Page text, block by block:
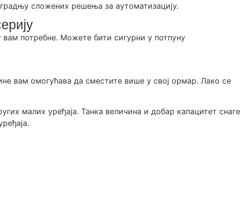
сложених решења за аутоматизацију.
вам потребне. Можете бити сигурни у потпуну
вам омогућава да сместите више у свој ормар. Лако се
малих уређаја. Танка величина и добар капацитет снаге